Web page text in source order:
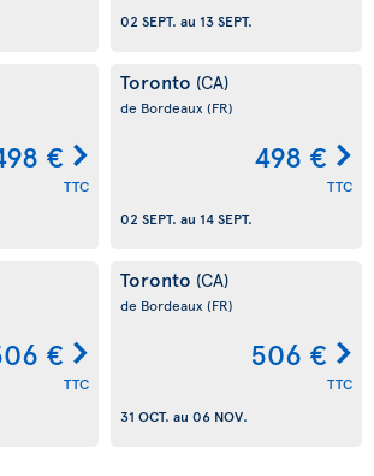
02 SEPT. au 13 SEPT.
€
TTC
Toronto (CA)
de Bordeaux (FR)
498 €
TTC
02 SEPT. au 14 SEPT.
€
TTC
Toronto (CA)
de Bordeaux (FR)
506 €
TTC
31 OCT. au 06 NOV.